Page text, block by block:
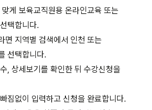
게 보육교직원용 온라인교육 또는
택합니다.
면 지역별 검색에서 인천 또는
선택합니다.
, 상세보기를 확인한 뒤 수강신청을
짐없이 입력하고 신청을 완료합니다.